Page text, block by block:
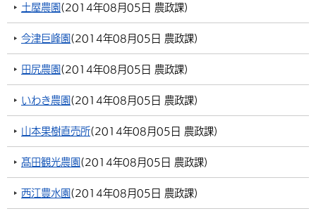
土屋農園(2014年08月05日 農政課)
今津巨峰園(2014年08月05日 農政課)
田尻農園(2014年08月05日 農政課)
いわき農園(2014年08月05日 農政課)
山本果樹直売所(2014年08月05日 農政課)
髙田観光農園(2014年08月05日 農政課)
西江豊水園(2014年08月05日 農政課)